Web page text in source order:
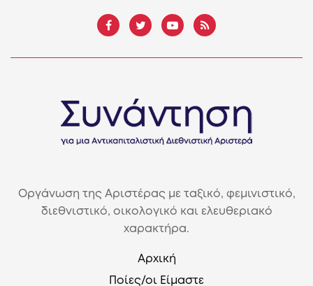
Οργάνωση της Αριστέρας με ταξικό, φεμινιστικό,
διεθνιστικό, οικολογικό και ελευθεριακό
χαρακτήρα.
Αρχική
Ποίες/οι Είμαστε